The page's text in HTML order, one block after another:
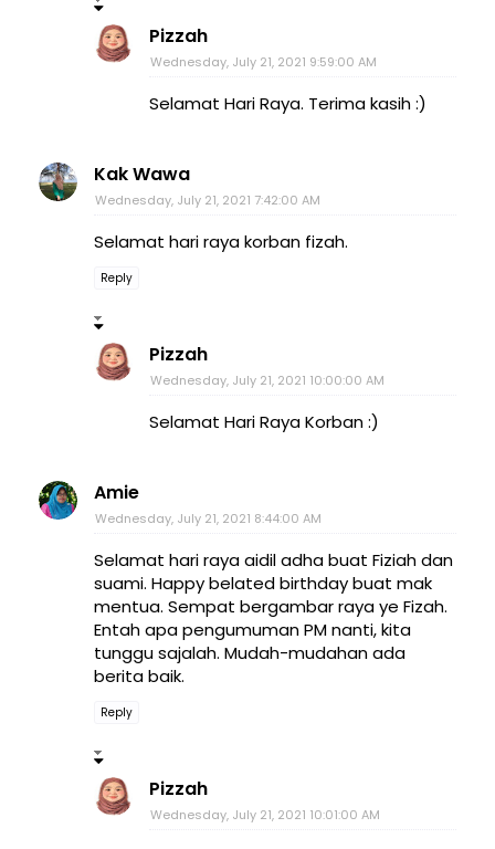
Pizzah
Wednesday, July 21, 2021 9:59:00 AM
Selamat Hari Raya. Terima kasih :)
Kak Wawa
Wednesday, July 21, 2021 7:42:00 AM
Selamat hari raya korban fizah.
Reply
Pizzah
Wednesday, July 21, 2021 10:00:00 AM
Selamat Hari Raya Korban :)
Amie
Wednesday, July 21, 2021 8:44:00 AM
Selamat hari raya aidil adha buat Fiziah dan
suami. Happy belated birthday buat mak
mentua. Sempat bergambar raya ye Fizah.
Entah apa pengumuman PM nanti, kita
tunggu sajalah. Mudah-mudahan ada
berita baik.
Reply
Pizzah
Wednesday, July 21, 2021 10:01:00 AM